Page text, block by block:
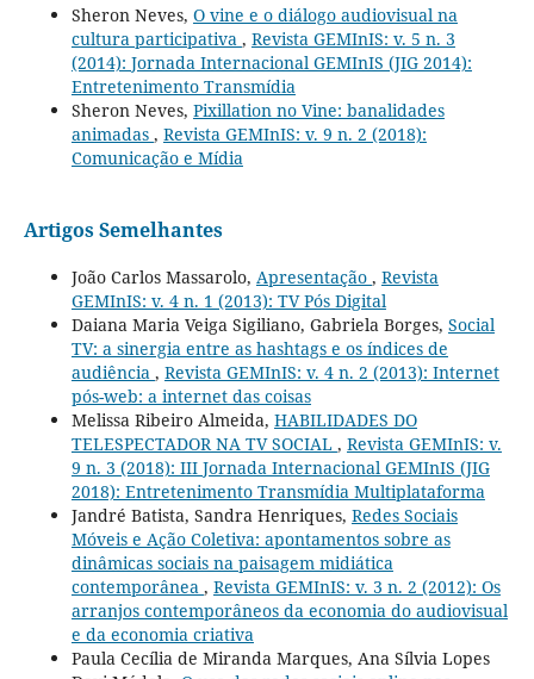
Sheron Neves, O vine e o diálogo audiovisual na
cultura participativa , Revista GEMInIS: v. 5 n. 3
(2014): Jornada Internacional GEMInIS (JIG 2014):
Entretenimento Transmídia
Sheron Neves, Pixillation no Vine: banalidades
animadas , Revista GEMInIS: v. 9 n. 2 (2018):
Comunicação e Mídia
Artigos Semelhantes
João Carlos Massarolo, Apresentação , Revista
GEMInIS: v. 4 n. 1 (2013): TV Pós Digital
Daiana Maria Veiga Sigiliano, Gabriela Borges, Social
TV: a sinergia entre as hashtags e os índices de
audiência , Revista GEMInIS: v. 4 n. 2 (2013): Internet
pós-web: a internet das coisas
Melissa Ribeiro Almeida, HABILIDADES DO
TELESPECTADOR NA TV SOCIAL , Revista GEMInIS: v.
9 n. 3 (2018): III Jornada Internacional GEMInIS (JIG
2018): Entretenimento Transmídia Multiplataforma
Jandré Batista, Sandra Henriques, Redes Sociais
Móveis e Ação Coletiva: apontamentos sobre as
dinâmicas sociais na paisagem midiática
contemporânea , Revista GEMInIS: v. 3 n. 2 (2012): Os
arranjos contemporâneos da economia do audiovisual
e da economia criativa
Paula Cecília de Miranda Marques, Ana Sílvia Lopes